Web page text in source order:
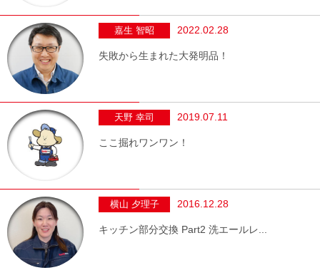
嘉生 智昭 2022.02.28
失敗から生まれた大発明品！
天野 幸司 2019.07.11
ここ掘れワンワン！
横山 夕理子 2016.12.28
キッチン部分交換 Part2 洗エールレ...